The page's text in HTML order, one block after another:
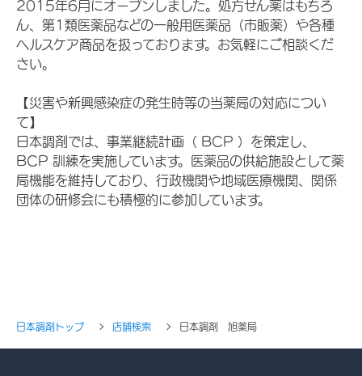
2015年6月にオープンしました。処方せん薬はもちろ
ん、第1類医薬品などの一般用医薬品（市販薬）や各種
ヘルスケア商品を扱っております。お気軽にご相談くだ
さい。
【災害や新興感染症の発生時等の当薬局の対応につい
て】
日本調剤では、事業継続計画（ BCP ）を策定し、
BCP 訓練を実施しています。医薬品の供給施設として薬
局機能を維持しており、行政機関や地域医療機関、関係
団体の研修会にも積極的に参加しています。
日本調剤トップ 店舗検索 日本調剤 旭薬局